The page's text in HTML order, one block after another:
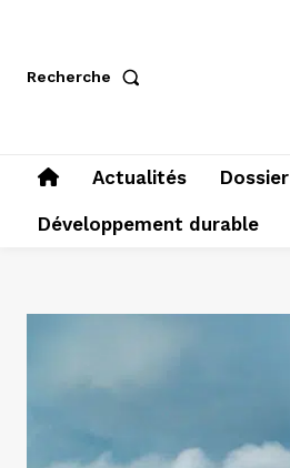
Recherche
Actualités Dossier
Développement durable